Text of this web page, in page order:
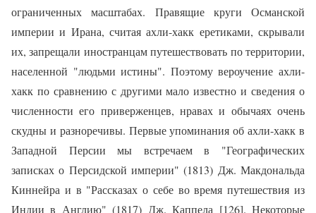
ограниченных масштабах. Правящие круги Османской
империи и Ира­на, считая ахли-хакк еретиками, скрывали
их, запрещали иностранцам путешествовать по территории,
населенной "людьми истины". Поэтому вероучение ахли-
хакк по сравнению с другими мало известно и сведе­ния о
численности его приверженцев, нравах и обычаях очень
скудны и разноречивы. Первые упоминания об ахли-хакк в
Западной Персии мы встречаем в "Географических
записках о Персидской империи" (1813) Дж. Макдональда
Киннейра и в "Рассказах о себе во время путеше­ствия из
Индии в Англию" (1817) Дж. Каппела [126]. Некоторые